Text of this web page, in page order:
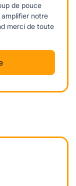
de pouce
notre
merci de toute